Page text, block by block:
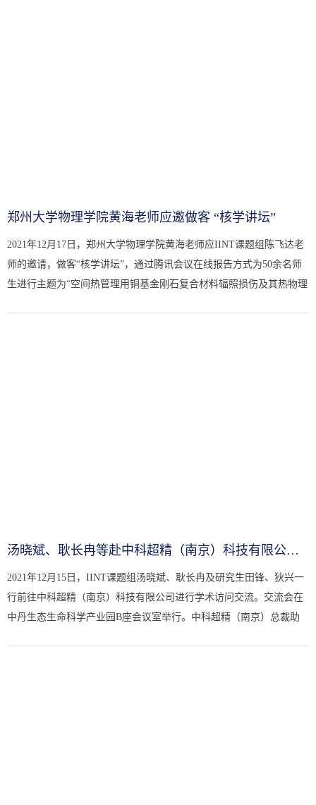
郑州大学物理学院黄海老师应邀做客 “核学讲坛”
2021年12月17日，郑州大学物理学院黄海老师应IINT课题组陈飞达老
师的邀请，做客“核学讲坛”，通过腾讯会议在线报告方式为50余名师
生进行主题为“空间热管理用铜基金刚石复合材料辐照损伤及其热物理
汤晓斌、耿长冉等赴中科超精（南京）科技有限公司访问交流
2021年12月15日，IINT课题组汤晓斌、耿长冉及研究生田锋、狄兴一
行前往中科超精（南京）科技有限公司进行学术访问交流。交流会在
中丹生态生命科学产业园B座会议室举行。中科超精（南京）总裁助